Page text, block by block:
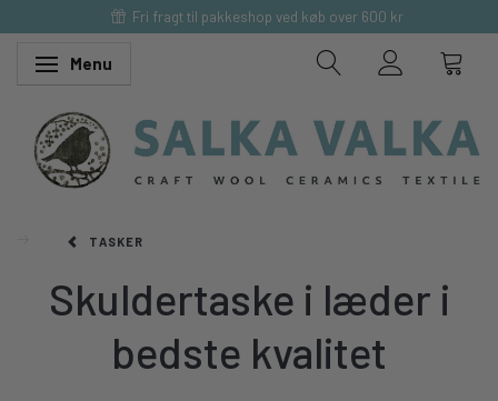
Fri fragt til pakkeshop ved køb over 600 kr
Skifte navigation
Menu
TASKER
Skuldertaske i læder i
bedste kvalitet